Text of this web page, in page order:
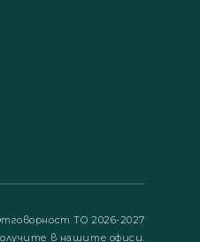
ТО 2026-2027
в нашите офиси.